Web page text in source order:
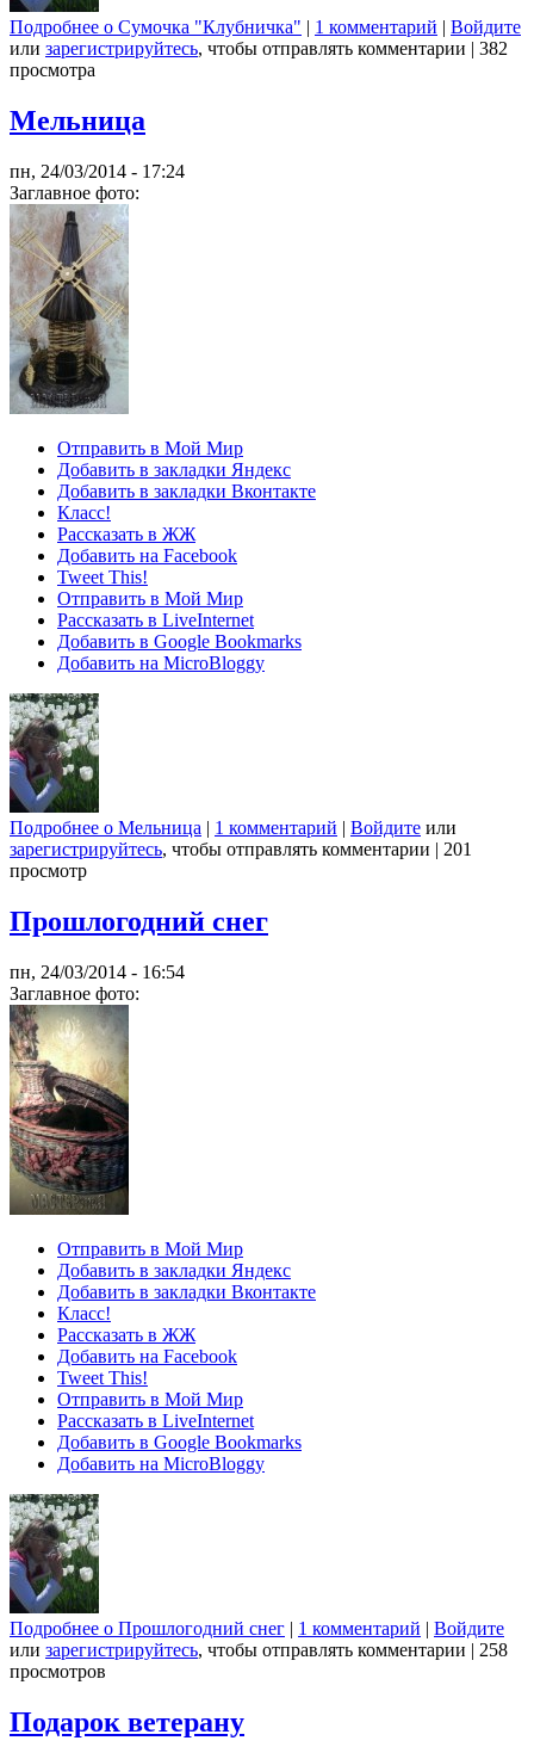
Подробнее о Сумочка "Клубничка" | 1 комментарий | Войдите
или зарегистрируйтесь, чтобы отправлять комментарии | 382
просмотра
Мельница
пн, 24/03/2014 - 17:24
Заглавное фото:
Отправить в Мой Мир
Добавить в закладки Яндекс
Добавить в закладки Вконтакте
Класс!
Рассказать в ЖЖ
Добавить на Facebook
Tweet This!
Отправить в Мой Мир
Рассказать в LiveInternet
Добавить в Google Bookmarks
Добавить на MicroBloggy
Подробнее о Мельница | 1 комментарий | Войдите или
зарегистрируйтесь, чтобы отправлять комментарии | 201
просмотр
Прошлогодний снег
пн, 24/03/2014 - 16:54
Заглавное фото:
Отправить в Мой Мир
Добавить в закладки Яндекс
Добавить в закладки Вконтакте
Класс!
Рассказать в ЖЖ
Добавить на Facebook
Tweet This!
Отправить в Мой Мир
Рассказать в LiveInternet
Добавить в Google Bookmarks
Добавить на MicroBloggy
Подробнее о Прошлогодний снег | 1 комментарий | Войдите
или зарегистрируйтесь, чтобы отправлять комментарии | 258
просмотров
Подарок ветерану